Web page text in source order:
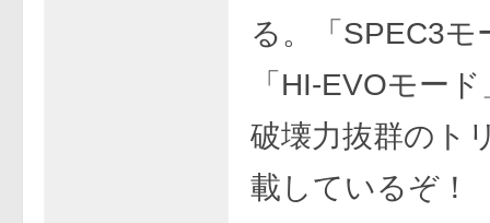
る。「SPEC3モ
「HI-EVOモー
破壊力抜群のト
載しているぞ！